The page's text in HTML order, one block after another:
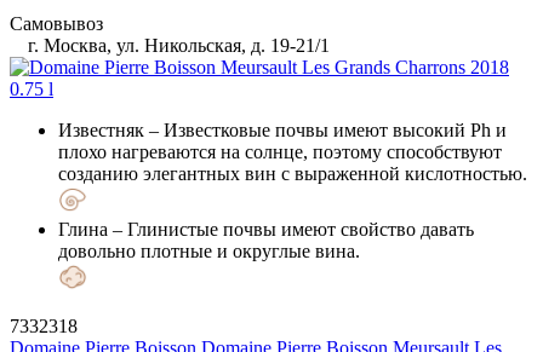
Самовывоз
г. Москва, ул. Никольская, д. 19-21/1
Известняк – Известковые почвы имеют высокий Ph и
плохо нагреваются на солнце, поэтому способствуют
созданию элегантных вин с выраженной кислотностью.
Глина – Глинистые почвы имеют свойство давать
довольно плотные и округлые вина.
7332318
Domaine Pierre Boisson Domaine Pierre Boisson Meursault Les